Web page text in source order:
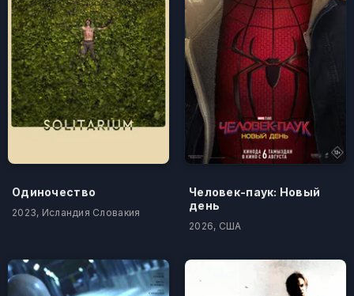
Одиночество
2023, Исландия Словакия
Человек-паук: Новый
день
2026, США